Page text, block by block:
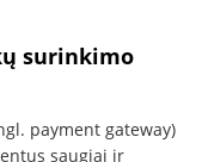
surinkimo
payment gateway)
saugiai ir